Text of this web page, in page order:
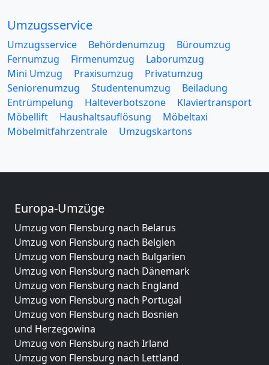
Umzugsservice
Umzugsservice Behördenumzug
Büroumzug
Fernumzug
Firmenumzug
Laborumzug
Mini Umzug
Praxisumzug
Privatumzug
Seniorenumzug
Studentenumzug
Beiladung
Entrümpelung
Halteverbotszone
Klaviertransport
Möbellift
Haushaltsauflösung
Möbeltaxi
Möbelmitfahrzentrale
Umzugskartons
Europa-Umzüge
Umzug von Flensburg nach Belarus
Umzug von Flensburg nach Belgien
Umzug von Flensburg nach Bulgarien
Umzug von Flensburg nach Dänemark
Umzug von Flensburg nach England
Umzug von Flensburg nach Portugal
Umzug von Flensburg nach Bosnien
und Herzegowina
Umzug von Flensburg nach Irland
Umzug von Flensburg nach Lettland